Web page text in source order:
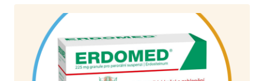
DO
VYPRODÁNÍ
ZÁSOB